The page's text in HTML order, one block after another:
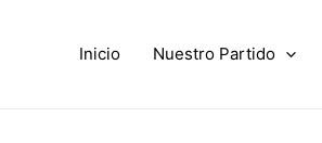
Inicio Nuestro Partido